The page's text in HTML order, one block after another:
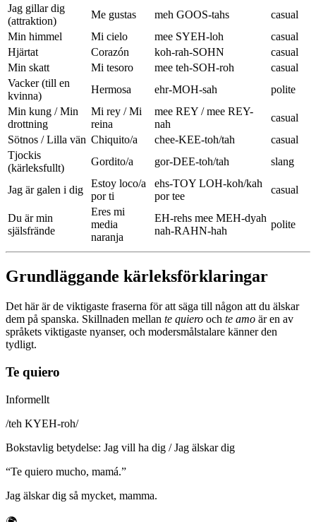
Jag gillar dig
(attraktion)
Me gustas meh GOOS-tahs
casual
Min himmel
Mi cielo mee SYEH-loh
casual
Hjärtat
Corazón koh-rah-SOHN
casual
Min skatt
Mi tesoro mee teh-SOH-roh
casual
Vacker (till en
kvinna)
Hermosa ehr-MOH-sah
polite
Min kung / Min
drottning
Mi rey / Mi
reina
mee REY / mee REY-
nah
casual
Sötnos / Lilla vän Chiquito/a chee-KEE-toh/tah
casual
Tjockis
(kärleksfullt)
Gordito/a gor-DEE-toh/tah slang
Jag är galen i dig
Estoy loco/a
por ti
ehs-TOY LOH-koh/kah
por tee
casual
Du är min
själsfrände
Eres mi
media
naranja
EH-rehs mee MEH-dyah
nah-RAHN-hah
polite
Grundläggande kärleksförklaringar
Det här är de viktigaste fraserna för att säga till någon att du älskar
dem på spanska. Skillnaden mellan te quiero och te amo är en av
språkets viktigaste nyanser, och modersmålstalare känner den
tydligt.
Te quiero
Informellt
/teh KYEH-roh/
Bokstavlig betydelse: Jag vill ha dig / Jag älskar dig
“Te quiero mucho, mamá.”
Jag älskar dig så mycket, mamma.